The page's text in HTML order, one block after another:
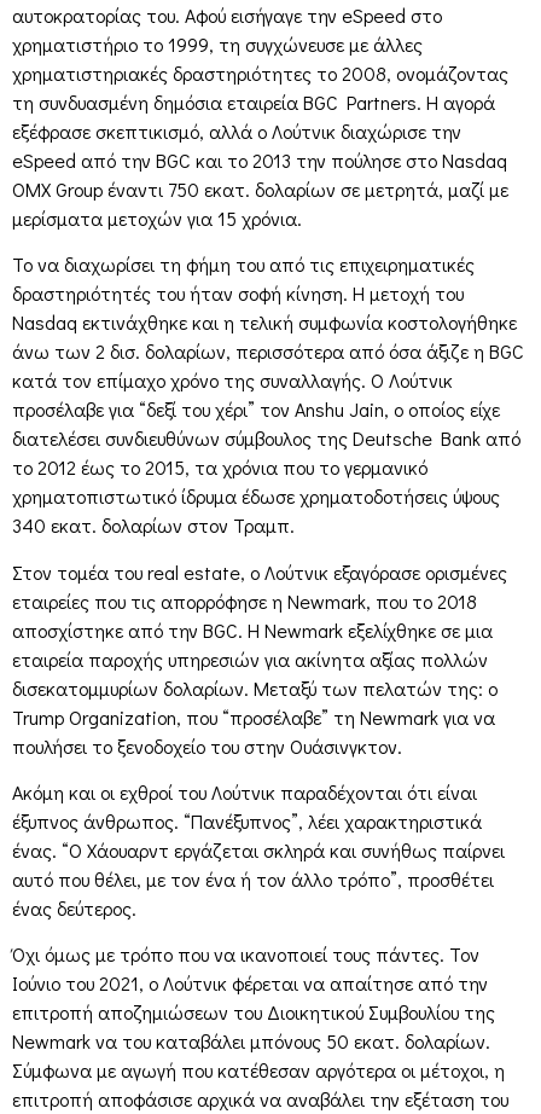
αυτοκρατορίας του. Αφού εισήγαγε την eSpeed στο
χρηματιστήριο το 1999, τη συγχώνευσε με άλλες
χρηματιστηριακές δραστηριότητες το 2008, ονομάζοντας
τη συνδυασμένη δημόσια εταιρεία BGC Partners. Η αγορά
εξέφρασε σκεπτικισμό, αλλά ο Λούτνικ διαχώρισε την
eSpeed από την BGC και το 2013 την πούλησε στο Nasdaq
OMX Group έναντι 750 εκατ. δολαρίων σε μετρητά, μαζί με
μερίσματα μετοχών για 15 χρόνια.
Το να διαχωρίσει τη φήμη του από τις επιχειρηματικές
δραστηριότητές του ήταν σοφή κίνηση. Η μετοχή του
Nasdaq εκτινάχθηκε και η τελική συμφωνία κοστολογήθηκε
άνω των 2 δισ. δολαρίων, περισσότερα από όσα άξιζε η BGC
κατά τον επίμαχο χρόνο της συναλλαγής. Ο Λούτνικ
προσέλαβε για “δεξί του χέρι” τον Anshu Jain, ο οποίος είχε
διατελέσει συνδιευθύνων σύμβουλος της Deutsche Bank από
το 2012 έως το 2015, τα χρόνια που το γερμανικό
χρηματοπιστωτικό ίδρυμα έδωσε χρηματοδοτήσεις ύψους
340 εκατ. δολαρίων στον Τραμπ.
Στον τομέα του real estate, o Λούτνικ εξαγόρασε ορισμένες
εταιρείες που τις απορρόφησε η Newmark, που το 2018
αποσχίστηκε από την BGC. Η Newmark εξελίχθηκε σε μια
εταιρεία παροχής υπηρεσιών για ακίνητα αξίας πολλών
δισεκατομμυρίων δολαρίων. Μεταξύ των πελατών της: ο
Trump Organization, που “προσέλαβε” τη Newmark για να
πουλήσει το ξενοδοχείο του στην Ουάσινγκτον.
Ακόμη και οι εχθροί του Λούτνικ παραδέχονται ότι είναι
έξυπνος άνθρωπος. “Πανέξυπνος”, λέει χαρακτηριστικά
ένας. “Ο Χάουαρντ εργάζεται σκληρά και συνήθως παίρνει
αυτό που θέλει, με τον ένα ή τον άλλο τρόπο”, προσθέτει
ένας δεύτερος.
Όχι όμως με τρόπο που να ικανοποιεί τους πάντες. Τον
Ιούνιο του 2021, ο Λούτνικ φέρεται να απαίτησε από την
επιτροπή αποζημιώσεων του Διοικητικού Συμβουλίου της
Newmark να του καταβάλει μπόνους 50 εκατ. δολαρίων.
Σύμφωνα με αγωγή που κατέθεσαν αργότερα οι μέτοχοι, η
επιτροπή αποφάσισε αρχικά να αναβάλει την εξέταση του